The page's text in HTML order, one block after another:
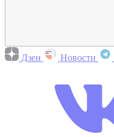
Дзен Новости